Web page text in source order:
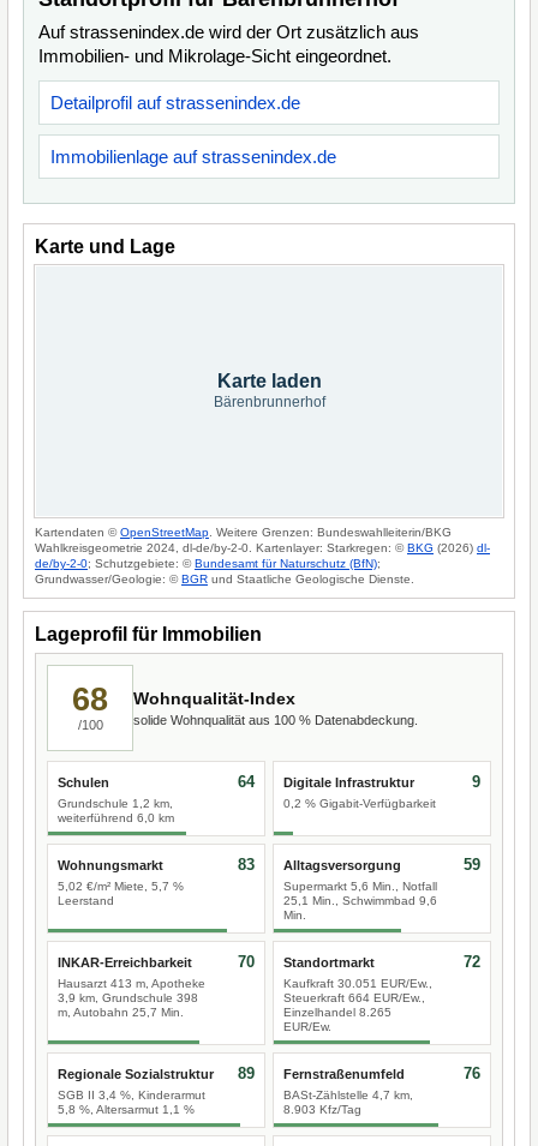
Auf strassenindex.de wird der Ort zusätzlich aus
Immobilien- und Mikrolage-Sicht eingeordnet.
Detailprofil auf strassenindex.de
Immobilienlage auf strassenindex.de
Karte und Lage
Karte laden
Bärenbrunnerhof
Kartendaten ©OpenStreetMap . Weitere Grenzen: Bundeswahlleiterin/BKG
Wahlkreisgeometrie 2024, dl-de/by-2-0. Kartenlayer: Starkregen: ©BKG (2026) dl-
de/by-2-0; Schutzgebiete: ©Bundesamt für Naturschutz (BfN);
Grundwasser/Geologie: ©BGR und Staatliche Geologische Dienste.
Lageprofil für Immobilien
68
/100
Wohnqualität-Index
solide Wohnqualität aus 100 % Datenabdeckung.
Schulen
Grundschule 1,2 km,
weiterführend 6,0 km
64 Digitale Infrastruktur
0,2 % Gigabit-Verfügbarkeit
9
Wohnungsmarkt
5,02 €/m² Miete, 5,7 %
Leerstand
83 Alltagsversorgung
Supermarkt 5,6 Min., Notfall
25,1 Min., Schwimmbad 9,6
Min.
59
INKAR-Erreichbarkeit
Hausarzt 413 m, Apotheke
3,9 km, Grundschule 398
m, Autobahn 25,7 Min.
70 Standortmarkt
Kaufkraft 30.051 EUR/Ew.,
Steuerkraft 664 EUR/Ew.,
Einzelhandel 8.265
EUR/Ew.
72
Regionale Sozialstruktur
SGB II 3,4 %, Kinderarmut
5,8 %, Altersarmut 1,1 %
89 Fernstraßenumfeld
BASt-Zählstelle 4,7 km,
8.903 Kfz/Tag
76